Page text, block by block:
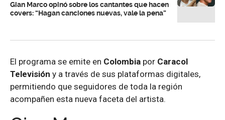
Gian Marco opinó sobre los cantantes que hacen
covers: “Hagan canciones nuevas, vale la pena”
El programa se emite en Colombia por Caracol
Televisión y a través de sus plataformas digitales,
permitiendo que seguidores de toda la región
acompañen esta nueva faceta del artista.